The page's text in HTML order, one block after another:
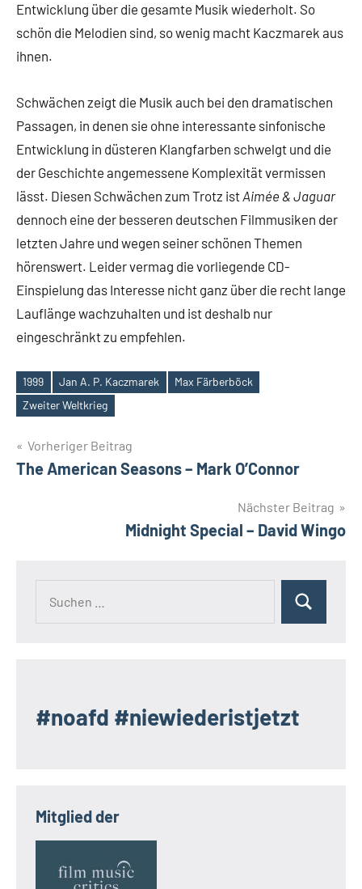
Entwicklung über die gesamte Musik wiederholt. So
schön die Melodien sind, so wenig macht Kaczmarek aus
ihnen.
Schwächen zeigt die Musik auch bei den dramatischen
Passagen, in denen sie ohne interessante sinfonische
Entwicklung in düsteren Klangfarben schwelgt und die
der Geschichte angemessene Komplexität vermissen
lässt. Diesen Schwächen zum Trotz istAimée & Jaguar
dennoch eine der besseren deutschen Filmmusiken der
letzten Jahre und wegen seiner schönen Themen
hörenswert. Leider vermag die vorliegende CD-
Einspielung das Interesse nicht ganz über die recht lange
Lauflänge wachzuhalten und ist deshalb nur
eingeschränkt zu empfehlen.
Schlagwörter
1999 Jan A. P. Kaczmarek
Max Färberböck
Zweiter Weltkrieg
Beitragsnavigation
Vorheriger Beitrag
The American Seasons – Mark O’Connor
Nächster Beitrag
Midnight Special – David Wingo
Suchen
#noafd #niewiederistjetzt
Mitglied der